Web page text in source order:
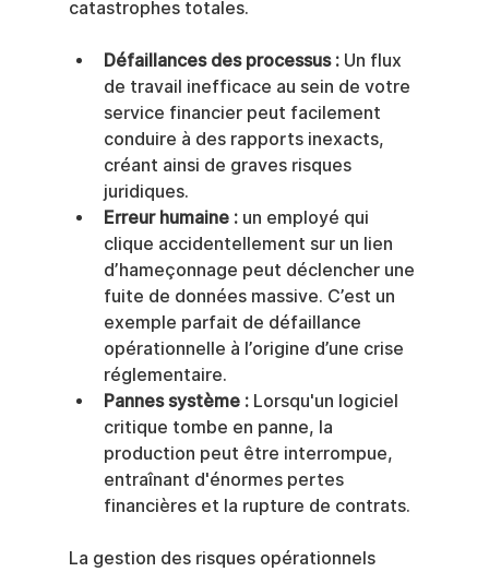
catastrophes totales.
Défaillances des processus : Un flux
de travail inefficace au sein de votre
service financier peut facilement
conduire à des rapports inexacts,
créant ainsi de graves risques
juridiques.
Erreur humaine : un employé qui
clique accidentellement sur un lien
d’hameçonnage peut déclencher une
fuite de données massive. C’est un
exemple parfait de défaillance
opérationnelle à l’origine d’une crise
réglementaire.
Pannes système : Lorsqu'un logiciel
critique tombe en panne, la
production peut être interrompue,
entraînant d'énormes pertes
financières et la rupture de contrats.
La gestion des risques opérationnels